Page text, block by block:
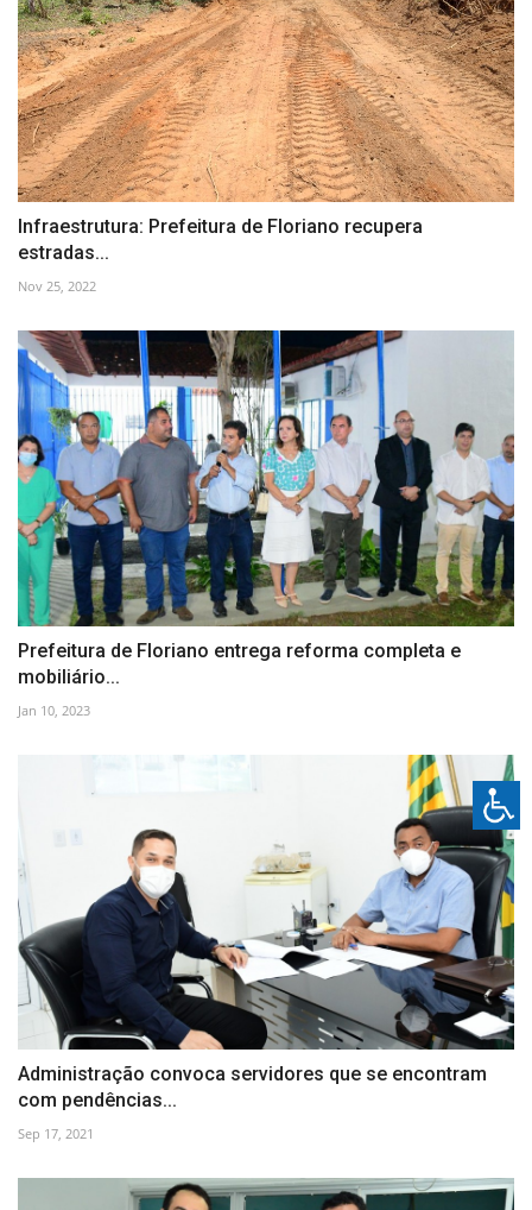
Infraestrutura: Prefeitura de Floriano recupera
estradas...
Nov 25, 2022
Prefeitura de Floriano entrega reforma completa e
mobiliário...
Jan 10, 2023
Administração convoca servidores que se encontram
com pendências...
Sep 17, 2021